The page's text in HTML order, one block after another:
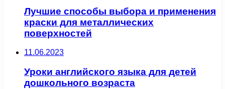
Лучшие способы выбора и применения
краски для металлических
поверхностей
11.06.2023
Уроки английского языка для детей
дошкольного возраста